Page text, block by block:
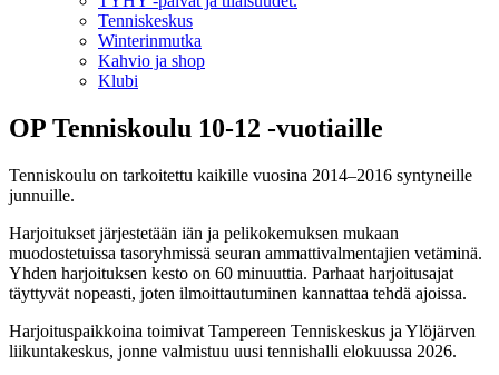
Tenniskeskus
Winterinmutka
Kahvio ja shop
Klubi
OP Tenniskoulu 10-12 -vuotiaille
Tenniskoulu on tarkoitettu kaikille vuosina 2014–2016 syntyneille
junnuille.
Harjoitukset järjestetään iän ja pelikokemuksen mukaan
muodostetuissa tasoryhmissä seuran ammattivalmentajien vetäminä.
Yhden harjoituksen kesto on 60 minuuttia. Parhaat harjoitusajat
täyttyvät nopeasti, joten ilmoittautuminen kannattaa tehdä ajoissa.
Harjoituspaikkoina toimivat Tampereen Tenniskeskus ja Ylöjärven
liikuntakeskus, jonne valmistuu uusi tennishalli elokuussa 2026.